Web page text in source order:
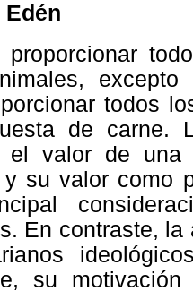
proporcionar
todos
de carne.
el valor de
y su valor como
En contraste,
su